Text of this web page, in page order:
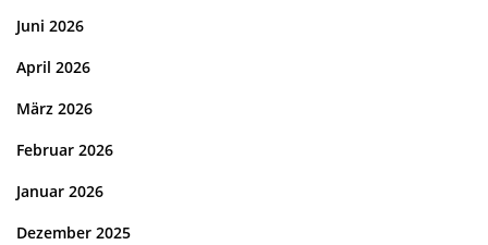
Juni 2026
April 2026
März 2026
Februar 2026
Januar 2026
Dezember 2025